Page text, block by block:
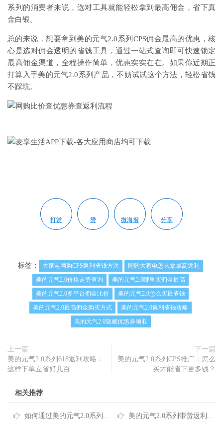
系列的消费者来说，选对工具就能轻松拿到最高佣金，省下真
金白银。
总的来说，想要拿到美的元气2.0系列CPS佣金最高的优惠，核
心是选对佣金透明的省钱工具，通过一站式查询即可快速锁定
最高佣金渠道，全程操作简单，优惠实实在在。如果你近期正
打算入手美的元气2.0系列产品，不妨试试这个方法，轻松省钱
不踩坑。
打赏 赞 微海报 分享
标签： 大家电网购CPS返利省钱方法
网购大家电怎么拿最高返利
美的元气2.0价格走势查询
美的元气2.0哪里买佣金最高
美的元气2.0多平台佣金比价
美的元气2.0怎么买最省钱
美的元气2.0最高佣金购买方式
美的元气2.0返利省钱攻略
美的元气2.0隐藏优惠券领取
上一篇
美的元气2.0系列618返利攻略：
这样下单立省好几百
下一篇
美的元气2.0系列CPS推广：怎么
买才能省下更多钱？
相关推荐
如何通过美的元气2.0系列返利提现省下大几百？一文读懂靠谱省钱技巧 美的元气2.0系列带货返利：实用省钱攻略干货分享